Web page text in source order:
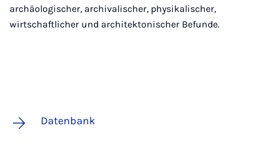
archäologischer, archivalischer, physikalischer,
wirtschaftlicher und architektonischer Befunde.
Datenbank